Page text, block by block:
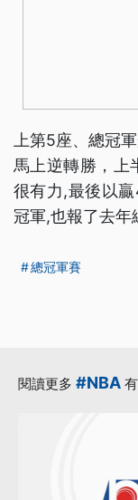
上第5座、總冠
馬上逆轉勝，上
很有力,最後以
冠軍,也報了去年
總冠軍賽
閱讀更多 #NBA